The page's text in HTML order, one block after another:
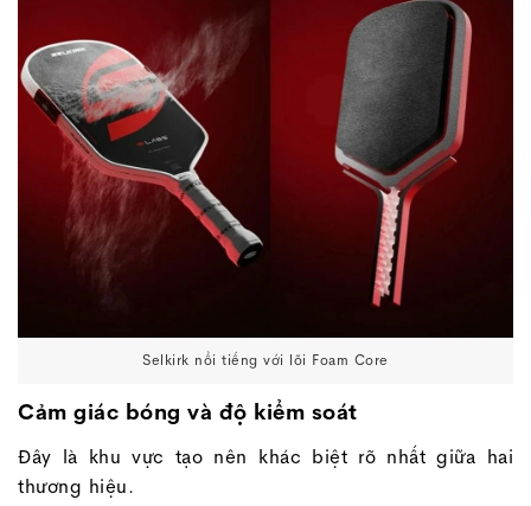
Selkirk nổi tiếng với lõi Foam Core
Cảm giác bóng và độ kiểm soát
Đây là khu vực tạo nên khác biệt rõ nhất giữa hai
thương hiệu.